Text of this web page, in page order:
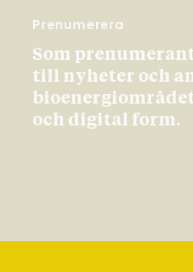
Prenumerera
Som
till nyheter och
och digital form.